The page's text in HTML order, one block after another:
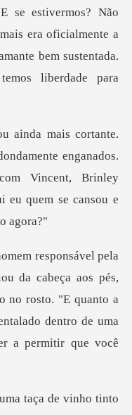
ermos? Não
era oficialmente a
enganados.
Vincent, Brinley
aos pés,
no rosto. "E quanto a
tinto